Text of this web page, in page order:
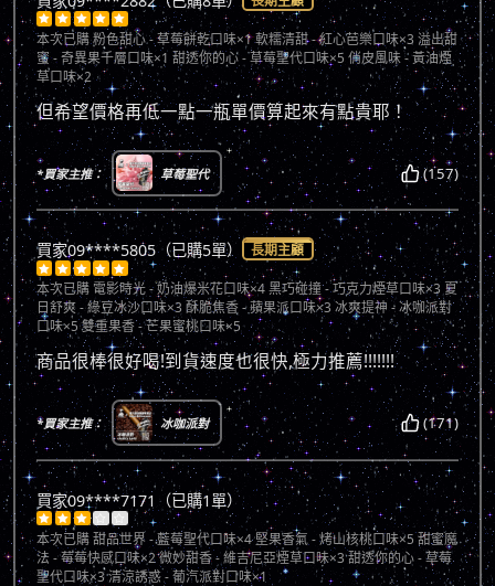
    
本次已購粉色甜心 - 草莓餅乾口味×1 軟糯清甜 - 紅心芭樂口味×3 溢出甜
蜜 - 奇異果千層口味×1 甜透你的心 - 草莓聖代口味×5 俏皮風味 - 黃油煙
草口味×2
但希望價格再低一點一瓶單價算起來有點貴耶！
*買家主推： 草莓聖代 (157)
買家09****5805（已購5單） 長期主顧
    
本次已購 電影時光 - 奶油爆米花口味×4 黑巧碰撞 - 巧克力煙草口味×3 夏
日舒爽 - 綠豆冰沙口味×3 酥脆焦香 - 蘋果派口味×3 冰爽提神 - 冰咖派對
口味×5 雙重果香 - 芒果蜜桃口味×5
商品很棒很好喝!到貨速度也很快,極力推薦!!!!!!!
*買家主推： 冰咖派對 (171)
買家09****7171（已購1單）
    
本次已購甜品世界 - 藍莓聖代口味×4 堅果香氣 - 烤山核桃口味×5 甜蜜魔
法 - 莓莓快感口味×2 微妙甜香 - 維吉尼亞煙草口味×3 甜透你的心 - 草莓
聖代口味×3 清涼誘惑 - 葡汽派對口味×1